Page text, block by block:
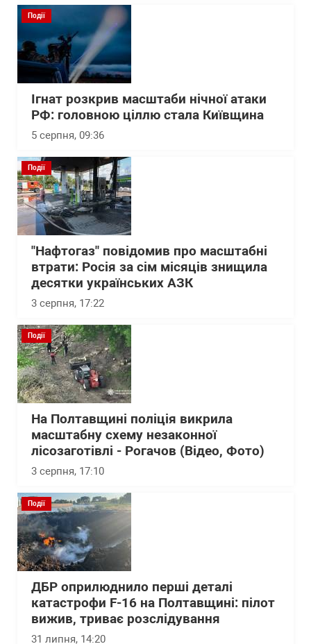
Події
Ігнат розкрив масштаби нічної атаки
РФ: головною ціллю стала Київщина
5 серпня, 09:36
Події
"Нафтогаз" повідомив про масштабні
втрати: Росія за сім місяців знищила
десятки українських АЗК
3 серпня, 17:22
Події
На Полтавщині поліція викрила
масштабну схему незаконної
лісозаготівлі - Рогачов (Відео, Фото)
3 серпня, 17:10
Події
ДБР оприлюднило перші деталі
катастрофи F-16 на Полтавщині: пілот
вижив, триває розслідування
31 липня, 14:20